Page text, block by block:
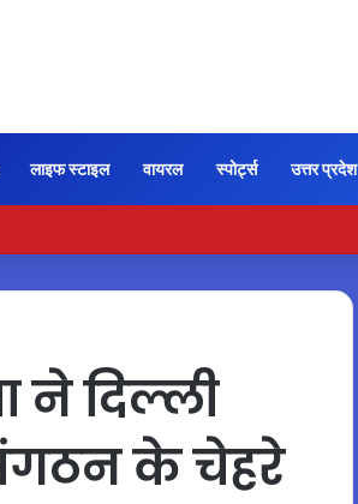
लाइफ स्टाइल वायरल स्पोर्ट्स उत्तर प्रदेश
पर कार्रवाई की तैयारी
ने दिल्ली
के चेहरे